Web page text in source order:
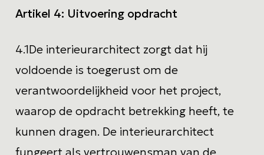
Artikel 4: Uitvoering opdracht
4.1De interieurarchitect zorgt dat hij
voldoende is toegerust om de
verantwoordelijkheid voor het project,
waarop de opdracht betrekking heeft, te
kunnen dragen. De interieurarchitect
fungeert als vertrouwensman van de